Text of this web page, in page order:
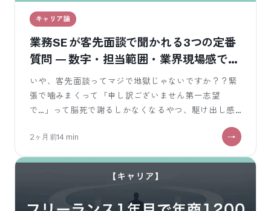
キャリア論
業務SE が客先面談で聞かれる3つの定番
質問 — 数字・担当範囲・業界現場感で答
える受動応答型
いや、客先面談ってマジで地獄じゃないですか？？緊
張で噛みまくって「申し訳ございません第一志望
で…」って脳死で謝るしかなくなるやつ、駆け出し感
2ヶ月前14 min